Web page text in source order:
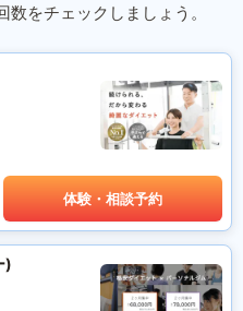
をチェックしましょう。
体験・相談予約
)